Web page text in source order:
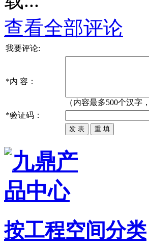
查看全部评论
我要评论:
*内 容：
（内容最多500个汉字
*验证码：
按工程空间分类